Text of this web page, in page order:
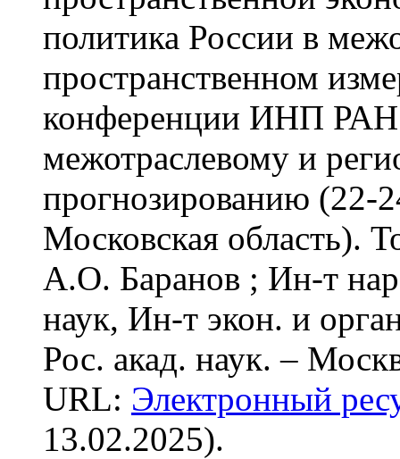
политика России в
пространственном
конференции ИНП
межотраслевому и
прогнозированию (22-
Московская область).
А.О. Баранов ; Ин-т
наук, Ин-т экон. и
Рос. акад. наук. –
URL: Электронный
13.02.2025).